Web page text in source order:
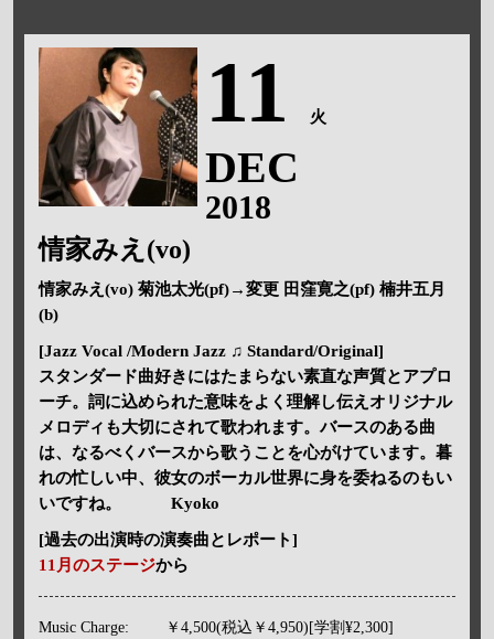
11 火
DEC
2018
情家みえ(vo)
情家みえ(vo) 菊池太光(pf)→変更 田窪寛之(pf) 楠井五月
(b)
[Jazz Vocal /Modern Jazz ♫ Standard/Original]
スタンダード曲好きにはたまらない素直な声質とアプロ
ーチ。詞に込められた意味をよく理解し伝えオリジナル
メロディも大切にされて歌われます。バースのある曲
は、なるべくバースから歌うことを心がけています。暮
れの忙しい中、彼女のボーカル世界に身を委ねるのもい
いですね。 Kyoko
[過去の出演時の演奏曲とレポート]
11月のステージから
Music Charge: ￥4,500(税込￥4,950)[学割¥2,300]